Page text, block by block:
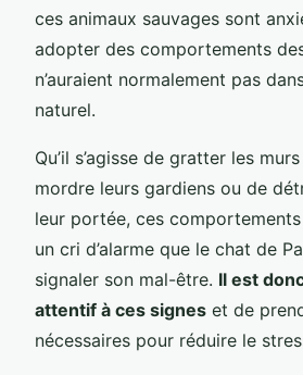
ces animaux sauvages sont
adopter des comportements
n’auraient normalement pas
naturel.
Qu’il s’agisse de gratter les
mordre leurs gardiens ou de
leur portée, ces
un cri d’alarme que le chat de
signaler son mal-être. Il est
attentif à ces signes et de
nécessaires pour réduire le